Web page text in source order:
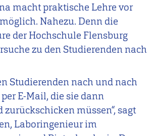
macht praktische Lehre vor
Nahezu. Denn die
der Hochschule Flensburg
zu den Studierenden nach
Studierenden nach und nach
E-Mail, die sie dann
zurückschicken müssen“, sagt
Laboringenieur im